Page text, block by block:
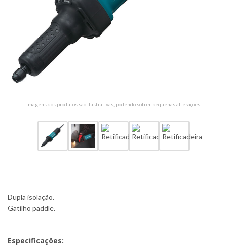
Imagens dos produtos são ilustrativas, podendo sofrer pequenas alterações.
Dupla isolação.
Gatilho paddle.
Especificações: